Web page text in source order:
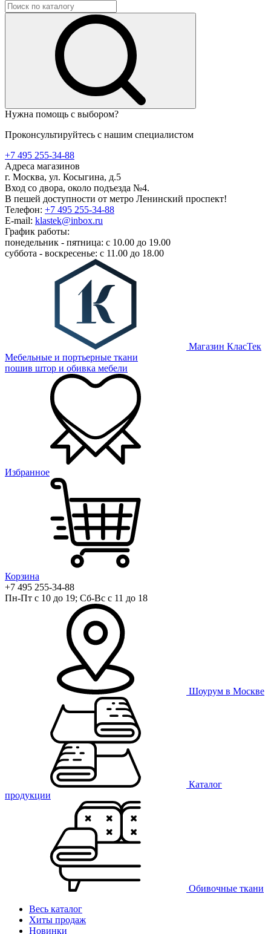
Нужна помощь с выбором?
Проконсультируйтесь с нашим специалистом
+7 495 255-34-88
Адреса магазинов
г. Москва, ул. Косыгина, д.5
Вход со двора, около подъезда №4.
В пешей доступности от метро Ленинский проспект!
Телефон: +7 495 255-34-88
E-mail: klastek@inbox.ru
График работы:
понедельник - пятница: с 10.00 до 19.00
суббота - воскресенье: с 11.00 до 18.00
Магазин КласТек
Мебельные и портьерные ткани
пошив штор и обивка мебели
Избранное
Корзина
+7 495 255-34-88
Пн-Пт с 10 до 19; Сб-Вс с 11 до 18
Шоурум в Москве
Каталог
продукции
Обивочные ткани
Весь каталог
Хиты продаж
Новинки